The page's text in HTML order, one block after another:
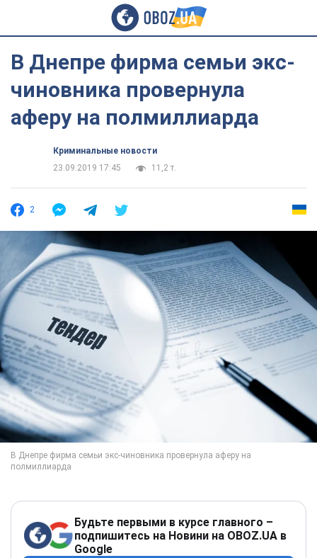
В Днепре фирма семьи экс-
чиновника провернула
аферу на полмиллиарда
Криминальные новости
23.09.2019 17:45
11,2 т.
2
Будьте первыми в курсе главного –
подпишитесь на Новини на OBOZ.UA в
Google